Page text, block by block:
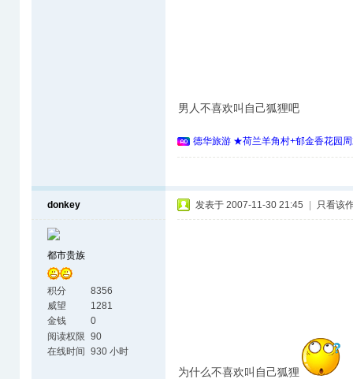
男人不喜欢叫自己狐狸吧
德华旅游 ★荷兰羊角村+郁金香花园
donkey
都市贵族
积分
8356
威望
1281
金钱
0
阅读权限 90
在线时间 930 小时
发表于 2007-11-30 21:45 只看该
为什么不喜欢叫自己狐狸